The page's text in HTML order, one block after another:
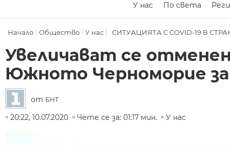
У нас По света
Начало Общество У нас СИТУАЦИЯТА С COVID-19 В
Увеличават се
Южното Черноморие
от БНТ
20:22, 10.07.2020 Чете се за: 01:17 мин. У нас